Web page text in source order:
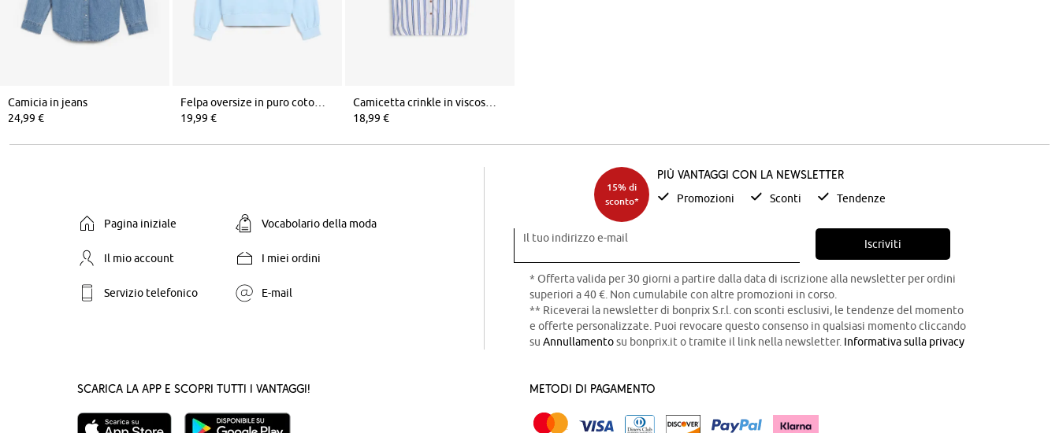
Camicia in jeans
24,99 €
19,99 €
18,99 €
Pagina iniziale Vocabolario della moda
Il mio account I miei ordini
Servizio telefonico E-mail
15% di
sconto*
Più vantaggi con la newsletter
Promozioni Sconti Tendenze
Il tuo indirizzo e-mail Iscriviti
* Offerta valida per 30 giorni a partire dalla data di iscrizione alla newsletter per ordini
superiori a 40 €. Non cumulabile con altre promozioni in corso.
** Riceverai la newsletter di bonprix S.r.l. con sconti esclusivi, le tendenze del momento
e offerte personalizzate. Puoi revocare questo consenso in qualsiasi momento cliccando
su Annullamentosu bonprix.it o tramite il link nella newsletter. Informativa sulla privacy
Scarica la App e scopri tutti i vantaggi! Metodi di pagamento